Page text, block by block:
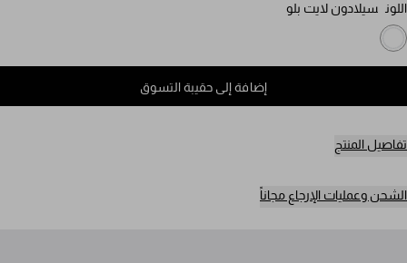
اللون سيلادون لايت بلو
إضافة إلى حقيبة التسوق
تفاصيل المنتج
الشحن وعمليات الإرجاع مجاناً